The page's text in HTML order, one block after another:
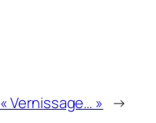
« Vernissage… » →